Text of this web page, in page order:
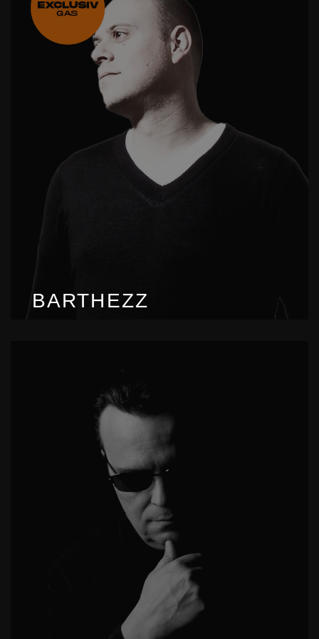
BARTHEZZ